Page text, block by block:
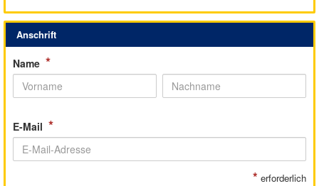
Anschrift
Name *
E-Mail *
* erforderlich